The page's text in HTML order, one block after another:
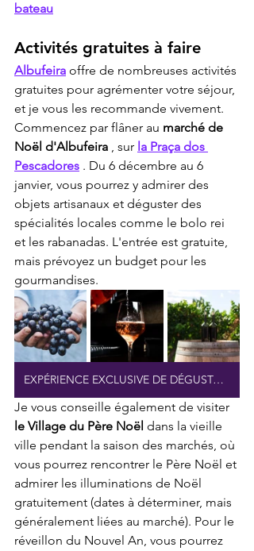
bateau
Activités gratuites à faire
Albufeira offre de nombreuses activités
gratuites pour agrémenter votre séjour,
et je vous les recommande vivement.
Commencez par flâner au marché de
Noël d'Albufeira , sur la Praça dos
Pescadores . Du 6 décembre au 6
janvier, vous pourrez y admirer des
objets artisanaux et déguster des
spécialités locales comme le bolo rei
et les rabanadas. L'entrée est gratuite,
mais prévoyez un budget pour les
gourmandises.
EXPÉRIENCE EXCLUSIVE DE DÉGUSTATION DE VINS
Je vous conseille également de visiter
le Village du Père Noël dans la vieille
ville pendant la saison des marchés, où
vous pourrez rencontrer le Père Noël et
admirer les illuminations de Noël
gratuitement (dates à déterminer, mais
généralement liées au marché). Pour le
réveillon du Nouvel An, vous pourrez